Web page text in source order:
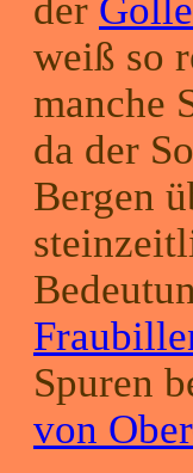
der
weiß so
manche
da der
Bergen
Spuren
von